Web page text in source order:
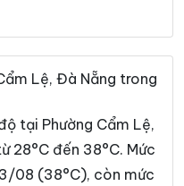
Chiên Đàn
Đại Lộc
Đức Phú
Duy Xuyên
Lệ, Đà Nẵng trong
tại Phường Cẩm Lệ,
28°C đến 38°C. Mức
08 (38°C), còn mức